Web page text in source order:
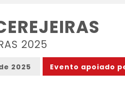
2025
2025 Evento apoiado